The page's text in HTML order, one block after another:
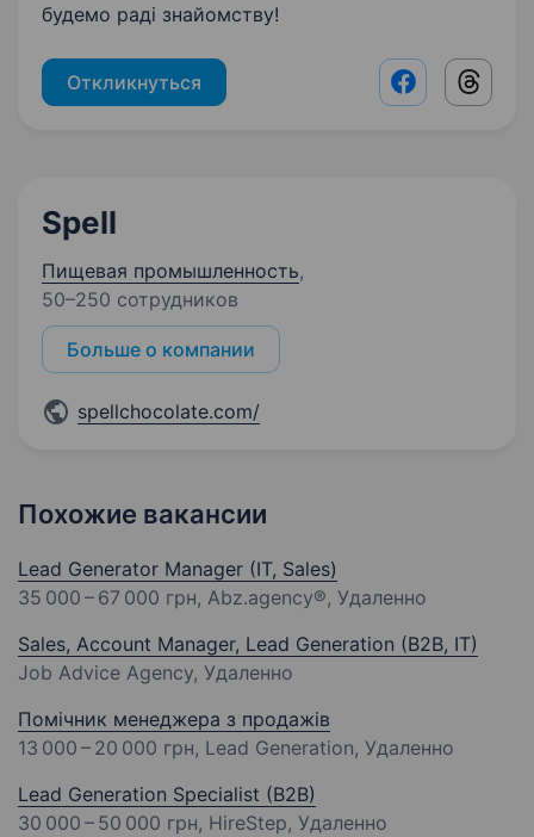
будемо раді знайомству!
Откликнуться Facebook
Spell
Пищевая промышленность,
50–250 сотрудников
Больше о компании
spellchocolate.com/
Похожие вакансии
Lead Generator Manager (IT, Sales)
35 000 – 67 000 грн, Abz.agency®, Удаленно
Sales, Account Manager, Lead Generation (B2B, IT)
Job Advice Agency, Удаленно
Помічник менеджера з продажів
13 000 – 20 000 грн, Lead Generation, Удаленно
Lead Generation Specialist (B2B)
30 000 – 50 000 грн, HireStep, Удаленно